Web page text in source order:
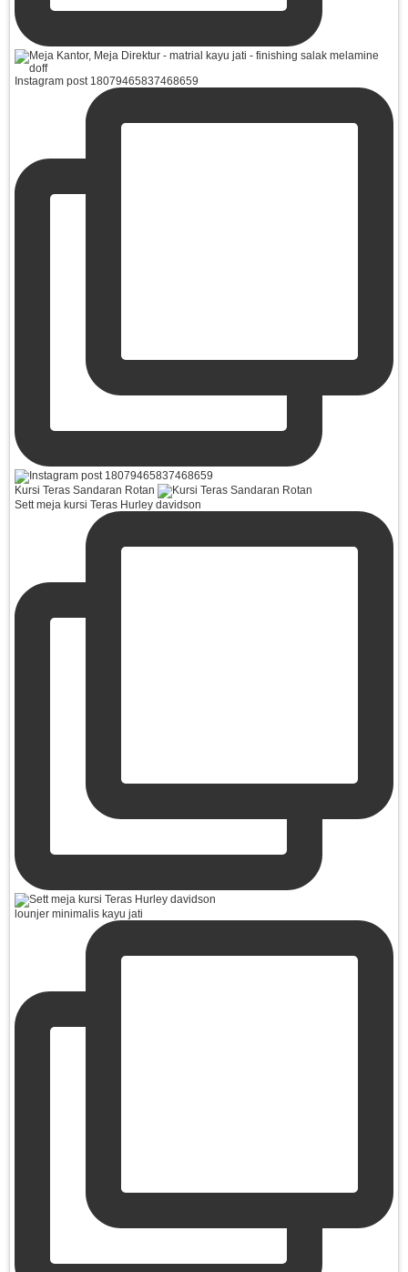
Instagram post 18079465837468659
Kursi Teras Sandaran Rotan
Sett meja kursi Teras Hurley davidson
lounjer minimalis kayu jati